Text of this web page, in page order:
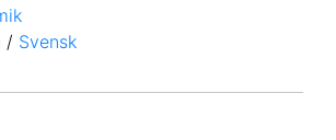
/ Svensk